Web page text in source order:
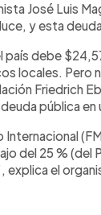
José Luis
y esta
país debe
locales. Pero
Friedrich
pública en
Internacional
del 25 % (del
explica el